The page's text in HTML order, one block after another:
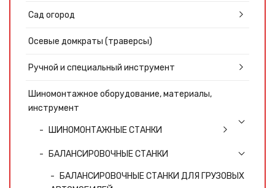
Сад огород
Осевые домкраты (траверсы)
Ручной и специальный инструмент
Шиномонтажное оборудование, материалы,
инструмент
ШИНОМОНТАЖНЫЕ СТАНКИ
БАЛАНСИРОВОЧНЫЕ СТАНКИ
БАЛАНСИРОВОЧНЫЕ СТАНКИ ДЛЯ ГРУЗОВЫХ